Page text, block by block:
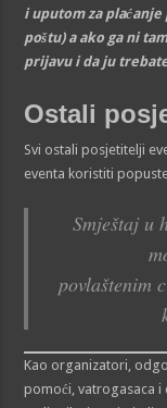
i uputom za
poštu) a ako ga ni
prijavu i da ju
Ostali
Svi ostali posjetitelji
eventa koristiti
Smještaj u
povlaštenim
Kao organizatori,
pomoći, vatrogasaca i